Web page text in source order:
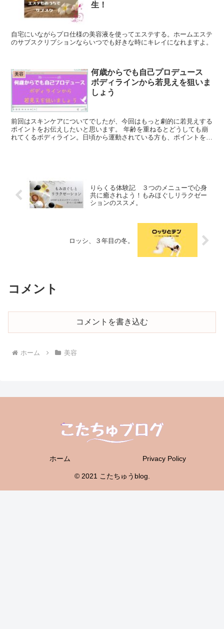
生！
自宅にいながらプロ仕様の美容液を使ってエステする。ホームエステ
のサブスクリプションならいつでも好きな時にキレイになれますよ。
美容
何歳からでも自己プロデュース
ボディラインから若見えを狙いま
しょう
前回はスキンケアについてでしたが、今回はもっと劇的に若見えする
ポイントをお伝えしたいと思います。 年齢を重ねるとどうしても崩
れてくるボディライン。日頃から運動されている方も、ポイントを押
りらくる体験記 ３つのメニューで心身
共に癒されよう！もみほぐしリラクゼー
ションのススメ。
ロッシ、３年目の冬。
コメント
コメントを書き込む
ホーム 美容
ホーム Privacy Policy
© 2021 こたちゅうblog.